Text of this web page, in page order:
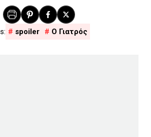
spoiler Ο Γιατρός